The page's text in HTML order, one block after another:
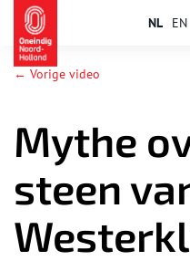
NL EN
← Vorige video
Mythe
steen